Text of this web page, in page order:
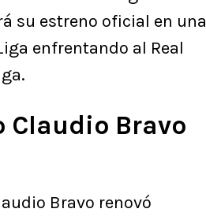
su estreno oficial en una
enfrentando al Real
Bravo
Bravo renovó